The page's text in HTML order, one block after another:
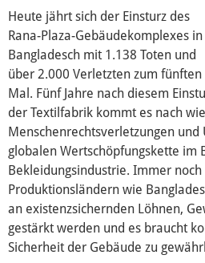
Heute jährt sich der Einsturz des
Rana-Plaza-Gebäudekomplexes in
Bangladesch mit 1.138 Toten und
über 2.000 Verletzten zum fünften
Mal. Fünf Jahre nach diesem
der Textilfabrik kommt es nach
Menschenrechtsverletzungen
globalen Wertschöpfungskette im
Bekleidungsindustrie. Immer
Produktionsländern wie
an existenzsichernden Löhnen,
gestärkt werden und es braucht
Sicherheit der Gebäude zu